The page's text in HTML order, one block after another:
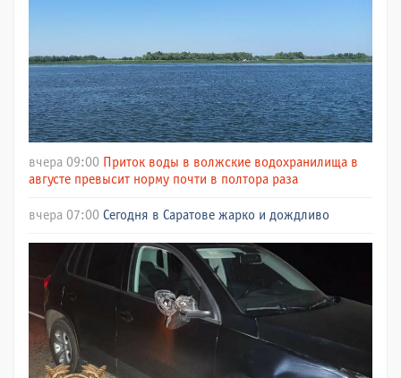
вчера 09:00 Приток воды в волжские водохранилища в
августе превысит норму почти в полтора раза
вчера 07:00 Сегодня в Саратове жарко и дождливо